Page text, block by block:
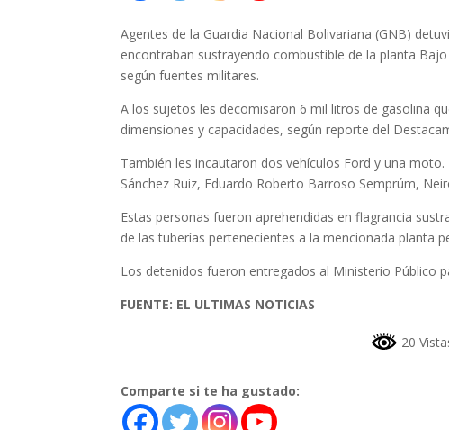
Agentes de la Guardia Nacional Bolivariana (GNB)
encontraban sustrayendo combustible de la planta
según fuentes militares.
A los sujetos les decomisaron 6 mil litros de gasolina
dimensiones y capacidades, según reporte del
También les incautaron dos vehículos Ford y una
Sánchez Ruiz, Eduardo Roberto Barroso Semprúm,
Estas personas fueron aprehendidas en flagrancia
de las tuberías pertenecientes a la mencionada planta
Los detenidos fueron entregados al Ministerio Público
FUENTE: EL ULTIMAS NOTICIAS
20
Comparte si te ha gustado: